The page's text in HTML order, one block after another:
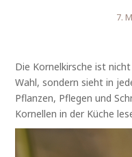
7.
Die Kornelkirsche ist
Wahl, sondern sieht in
Pflanzen, Pflegen und
Kornellen in der Küche